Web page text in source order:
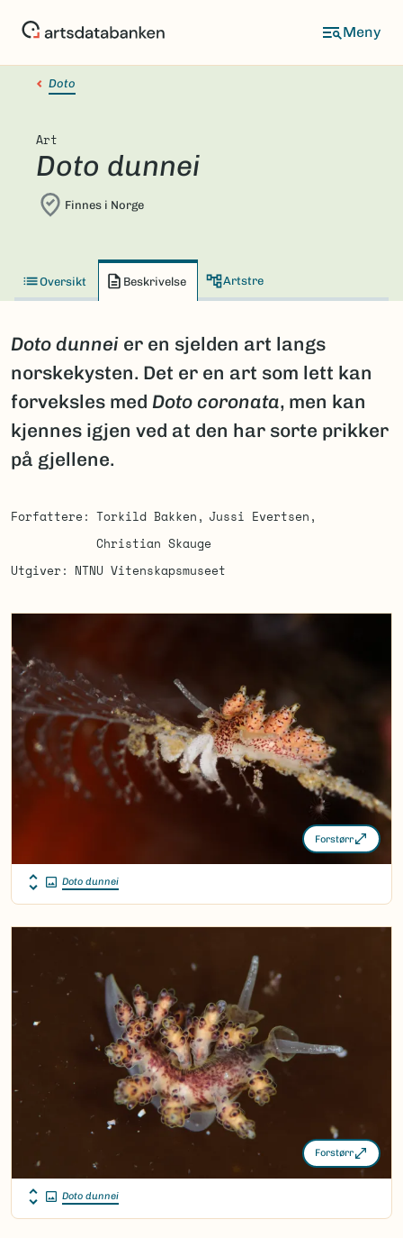
Doto
Art
Doto dunnei
Finnes i Norge
Oversikt Beskrivelse Artstre
Doto dunnei er en sjelden art langs
norskekysten. Det er en art som lett kan
forveksles med Doto coronata, men kan
kjennes igjen ved at den har sorte prikker
på gjellene.
Forfattere Torkild Bakken
Jussi Evertsen
Christian Skauge
Utgiver
NTNU Vitenskapsmuseet
Forstørr
Doto dunnei
Forstørr
Doto dunnei